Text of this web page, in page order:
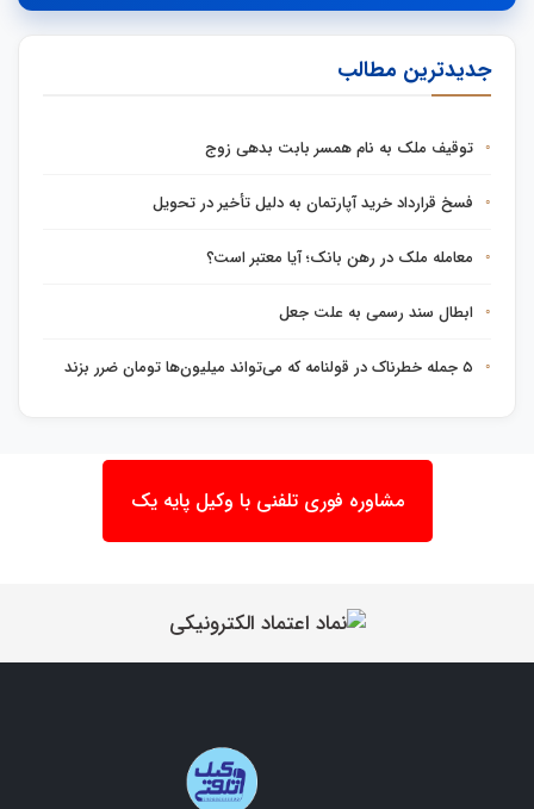
جدیدترین مطالب
توقیف ملک به نام همسر بابت بدهی زوج
فسخ قرارداد خرید آپارتمان به دلیل تأخیر در تحویل
معامله ملک در رهن بانک؛ آیا معتبر است؟
ابطال سند رسمی به علت جعل
مشاوره فوری تلفنی با وکیل پایه یک